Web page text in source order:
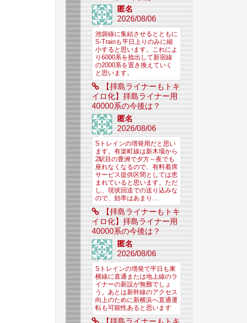
匿名
2026/08/06
池袋線に集結させるとともに
S-Trainも平日上りのみに縮
小すると思います。これによ
り6000系を捻出して新宿線
の2000系を置き換えていく
と思います。
【拝島ライナーもトキ
イロ化】拝島ライナー用
40000系の今後は？
匿名
2026/08/06
Sトレインの増発用だと思い
ます。有楽町線は新木場から
2駅目の豊洲で夕方～夜でも
座れなくなるので、有料着席
サービス提供区間としては恵
まれていると思います。ただ
し、現状回送での送り込みな
ので、効率はあまり...
【拝島ライナーもトキ
イロ化】拝島ライナー用
40000系の今後は？
匿名
2026/08/06
Sトレインの増発で平日も東
横線に直通または地上線のラ
イナーの新設が無難でしょ
う。あとは新幹線のアクセス
向上のために新横浜へ直通運
転も可能性あると思います
【拝島ライナーもトキ